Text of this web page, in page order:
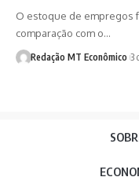
O estoque de empregos
comparação com o…
Redação MT Econômico 3